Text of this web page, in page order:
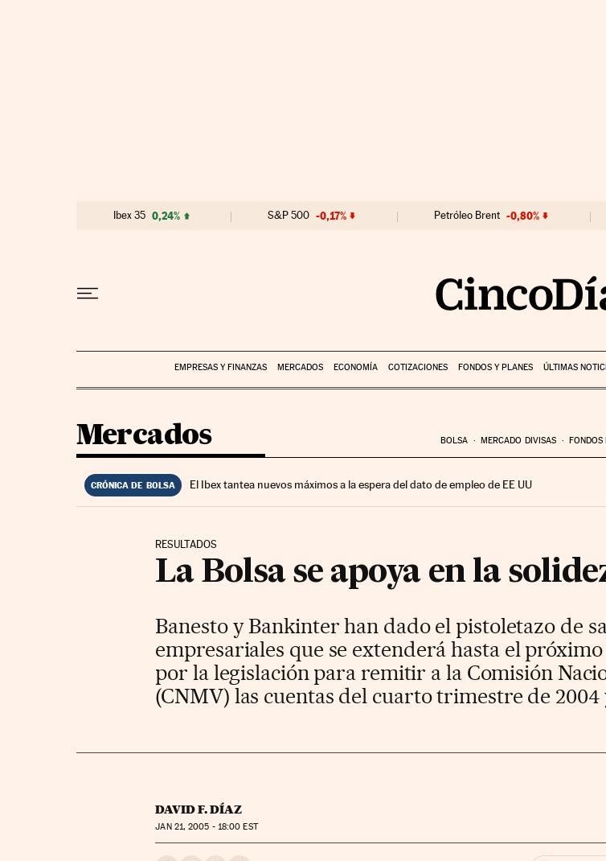
Ibex 35 0,24% S&P 500 -0,17% Petróleo Brent -0,80%
EMPRESAS Y FINANZAS MERCADOS ECONOMÍA COTIZACIONES FONDOS Y PLANES ÚLTIMAS
Mercados BOLSA MERCADO DIVISAS FONDOS
CRÓNICA DE BOLSA El Ibex tantea nuevos máximos a la espera del dato de empleo de EE UU
RESULTADOS
La Bolsa se apoya en la
Banesto y Bankinter han dado el pistoletazo de
empresariales que se extenderá hasta el
por la legislación para remitir a la Comisión
(CNMV) las cuentas del cuarto trimestre de
DAVID F. DÍAZ
JAN21, 2005 - 18:00 EST